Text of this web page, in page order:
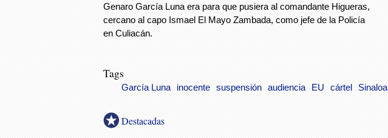
Genaro García Luna era para que pusiera al comandante Higueras,
cercano al capo Ismael El Mayo Zambada, como jefe de la Policía
en Culiacán.
Tags
García Luna inocente suspensión audiencia EU cártel Sinaloa
Destacadas